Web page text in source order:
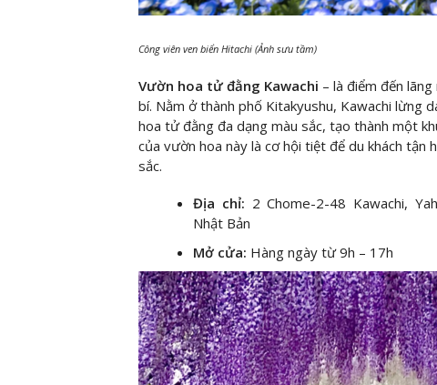
Công viên ven biển Hitachi (Ảnh sưu tầm)
Vườn hoa tử đằng Kawachi – là điểm đến
bí. Nằm ở thành phố Kitakyushu, Kawachi lừng
hoa tử đằng đa dạng màu sắc, tạo thành một
của vườn hoa này là cơ hội tiệt để du khách
sắc.
Địa chỉ: 2 Chome-2-48 Kawachi,
Nhật Bản
Mở cửa: Hàng ngày từ 9h – 17h